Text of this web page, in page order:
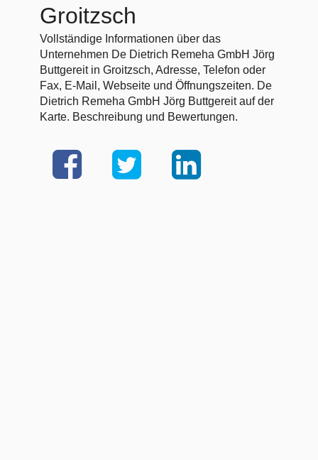
Groitzsch
Vollständige Informationen über das
Unternehmen De Dietrich Remeha GmbH Jörg
Buttgereit in Groitzsch, Adresse, Telefon oder
Fax, E-Mail, Webseite und Öffnungszeiten. De
Dietrich Remeha GmbH Jörg Buttgereit auf der
Karte. Beschreibung und Bewertungen.